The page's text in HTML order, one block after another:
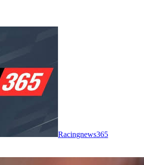
Racingnews365